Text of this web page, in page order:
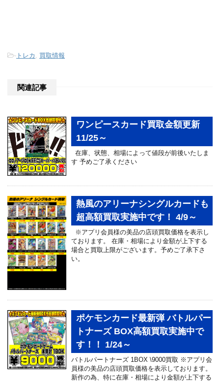
- トレカ 買取情報
関連記事
ワンピースカード買取金額更新
11/25～
在庫、状態、相場によって値段が前後いたしま
す 予めご了承ください
熱風のアリーナシングルカードも
超高額買取実施中です！ 4/9～
※アプリ会員様の美品の店頭買取価格を表示し
ております。 在庫・相場により金額が上下する
場合と買取上限がございます。予めご了承下さ
い。
ポケモンカード最新弾 バトルパー
トナーズ BOX高額買取実施中で
す！！ 1/24～
バトルパートナーズ 1BOX \9000買取 ※アプリ会
員様の美品の店頭買取価格を表示しております。
新作の為、特に在庫・相場により金額が上下する